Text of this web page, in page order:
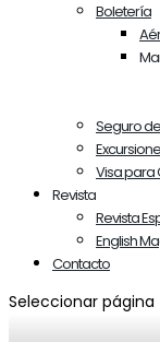
Boletería
Seguro
Visa para
Revista
Revista
English
Contacto
Seleccionar página